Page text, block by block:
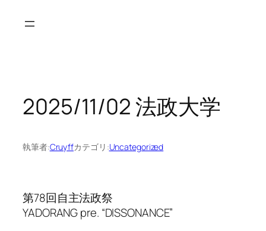
2025/11/02 法政大学
執筆者:Cruyffカテゴリ:Uncategorized
第78回自主法政祭
YADORANG pre. “DISSONANCE”